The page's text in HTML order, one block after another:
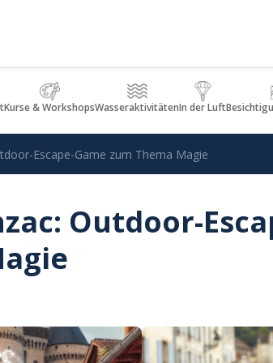
Kurse & WorkshopsWasseraktivitätenIn der Luft
Escape-Game zum Thema Magie
Outdoor-